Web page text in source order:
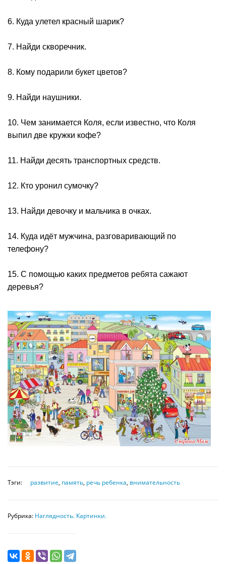
6. Куда улетел красный шарик?
7. Найди скворечник.
8. Кому подарили букет цветов?
9. Найди наушники.
10. Чем занимается Коля, если известно, что Коля
выпил две кружки кофе?
11. Найди десять транспортных средств.
12. Кто уронил сумочку?
13. Найди девочку и мальчика в очках.
14. Куда идёт мужчина, разговаривающий по
телефону?
15. С помощью каких предметов ребята сажают
деревья?
Тэги: развитие, память, речь ребенка, внимательность
Рубрика: Наглядность. Картинки.